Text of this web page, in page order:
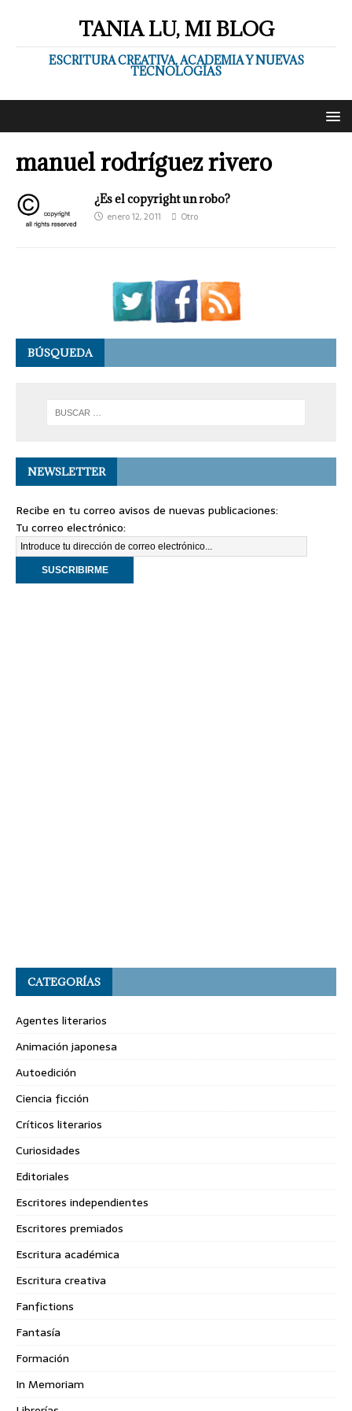
TANIA LU, MI BLOG
ESCRITURA CREATIVA, ACADEMIA Y NUEVAS
TECNOLOGÍAS
manuel rodríguez rivero
¿Es el copyright un robo?
enero 12, 2011 Otro
BÚSQUEDA
NEWSLETTER
Recibe en tu correo avisos de nuevas publicaciones:
Tu correo electrónico:
CATEGORÍAS
Agentes literarios
Animación japonesa
Autoedición
Ciencia ficción
Críticos literarios
Curiosidades
Editoriales
Escritores independientes
Escritores premiados
Escritura académica
Escritura creativa
Fanfictions
Fantasía
Formación
In Memoriam